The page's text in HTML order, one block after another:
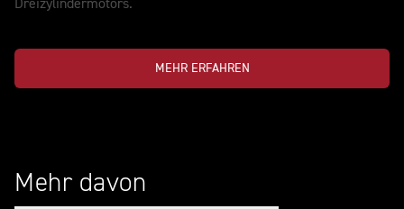
Dreizylindermotors.
MEHR ERFAHREN
Mehr davon